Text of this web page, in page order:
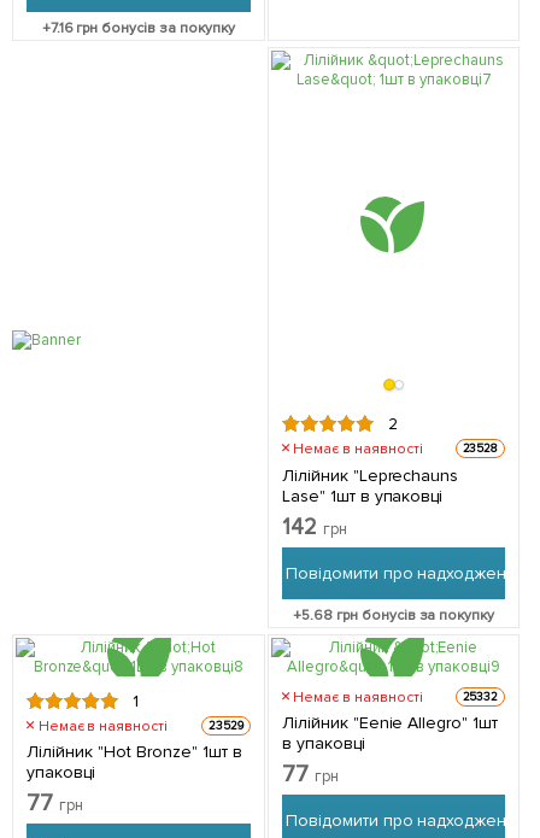
+7.16грн бонусів за покупку
2
Немає в наявності 23528
Лілійник "Leprechauns
Lase" 1шт в упаковці
142 грн
Повідомити про надходження
+5.68грн бонусів за покупку
1
Немає в наявності 23529
Лілійник "Hot Bronze" 1шт в
упаковці
77 грн
Немає в наявності 25332
Лілійник "Eenie Allegro" 1шт
в упаковці
77 грн
Повідомити про надходження